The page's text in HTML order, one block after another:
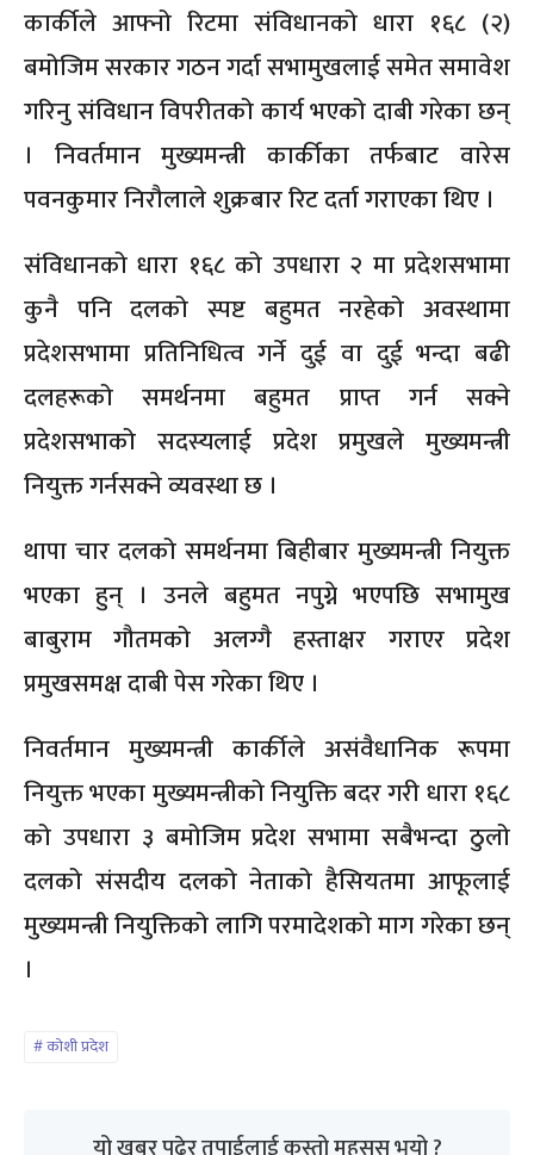
कार्कीले आफ्नो रिटमा संविधानको धारा १६८ (२)
बमोजिम सरकार गठन गर्दा सभामुखलाई समेत समावेश
गरिनु संविधान विपरीतको कार्य भएको दाबी गरेका छन्
। निवर्तमान मुख्यमन्त्री कार्कीका तर्फबाट वारेस
पवनकुमार निरौलाले शुक्रबार रिट दर्ता गराएका थिए ।
संविधानको धारा १६८ को उपधारा २ मा प्रदेशसभामा
कुनै पनि दलको स्पष्ट बहुमत नरहेको अवस्थामा
प्रदेशसभामा प्रतिनिधित्व गर्ने दुई वा दुई भन्दा बढी
दलहरूको समर्थनमा बहुमत प्राप्त गर्न सक्ने
प्रदेशसभाको सदस्यलाई प्रदेश प्रमुखले मुख्यमन्त्री
नियुक्त गर्नसक्ने व्यवस्था छ ।
थापा चार दलको समर्थनमा बिहीबार मुख्यमन्त्री नियुक्त
भएका हुन् । उनले बहुमत नपुग्ने भएपछि सभामुख
बाबुराम गौतमको अलग्गै हस्ताक्षर गराएर प्रदेश
प्रमुखसमक्ष दाबी पेस गरेका थिए ।
निवर्तमान मुख्यमन्त्री कार्कीले असंवैधानिक रूपमा
नियुक्त भएका मुख्यमन्त्रीको नियुक्ति बदर गरी धारा १६८
को उपधारा ३ बमोजिम प्रदेश सभामा सबैभन्दा ठुलो
दलको संसदीय दलको नेताको हैसियतमा आफूलाई
मुख्यमन्त्री नियुक्तिको लागि परमादेशको माग गरेका छन्
।
कोशी प्रदेश